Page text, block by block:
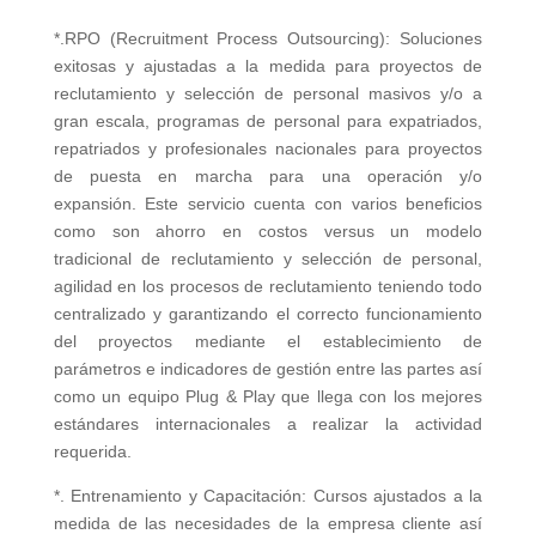
*.RPO (Recruitment Process Outsourcing): Soluciones
exitosas y ajustadas a la medida para proyectos de
reclutamiento y selección de personal masivos y/o a
gran escala, programas de personal para expatriados,
repatriados y profesionales nacionales para proyectos
de puesta en marcha para una operación y/o
expansión. Este servicio cuenta con varios beneficios
como son ahorro en costos versus un modelo
tradicional de reclutamiento y selección de personal,
agilidad en los procesos de reclutamiento teniendo todo
centralizado y garantizando el correcto funcionamiento
del proyectos mediante el establecimiento de
parámetros e indicadores de gestión entre las partes así
como un equipo Plug & Play que llega con los mejores
estándares internacionales a realizar la actividad
requerida.
*. Entrenamiento y Capacitación: Cursos ajustados a la
medida de las necesidades de la empresa cliente así